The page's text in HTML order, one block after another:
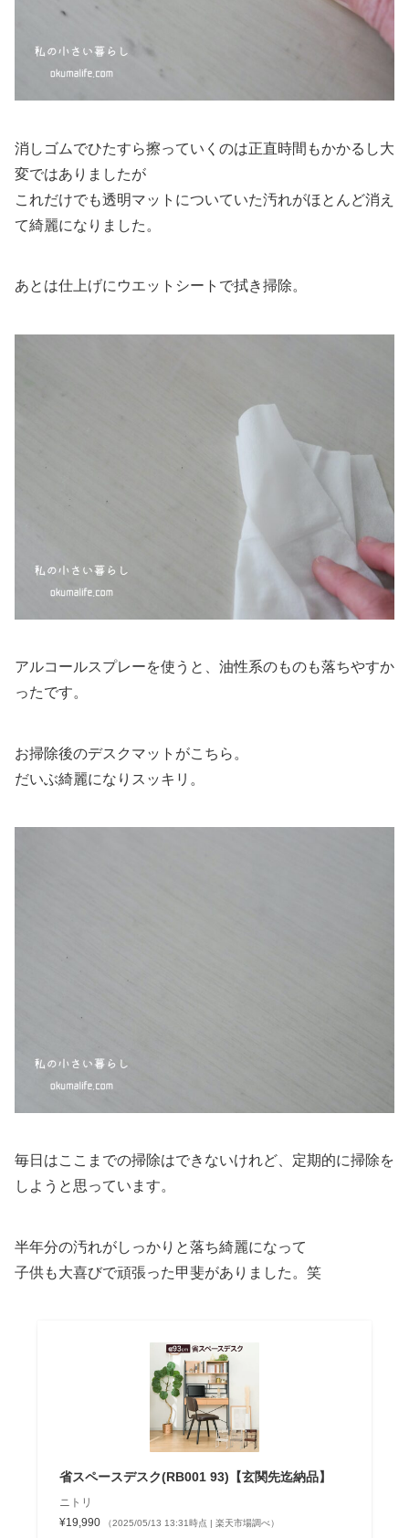
消しゴムでひたすら擦っていくのは正直時間もかかるし大
変ではありましたが
これだけでも透明マットについていた汚れがほとんど消え
て綺麗になりました。
あとは仕上げにウエットシートで拭き掃除。
アルコールスプレーを使うと、油性系のものも落ちやすか
ったです。
お掃除後のデスクマットがこちら。
だいぶ綺麗になりスッキリ。
毎日はここまでの掃除はできないけれど、定期的に掃除を
しようと思っています。
半年分の汚れがしっかりと落ち綺麗になって
子供も大喜びで頑張った甲斐がありました。笑
省スペースデスク(RB001 93)【玄関先迄納品】
ニトリ
¥19,990
（2025/05/13 13:31時点 | 楽天市場調べ）